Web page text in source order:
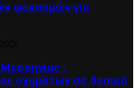
ψεκασμών για
:
οχημάτων σε δασικά